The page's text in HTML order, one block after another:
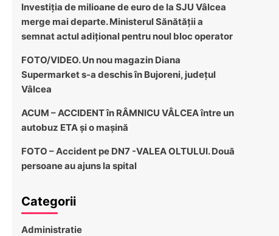
Investiția de milioane de euro de la SJU Vâlcea
merge mai departe. Ministerul Sănătății a
semnat actul adițional pentru noul bloc operator
FOTO/VIDEO. Un nou magazin Diana
Supermarket s-a deschis în Bujoreni, județul
Vâlcea
ACUM – ACCIDENT în RÂMNICU VÂLCEA între un
autobuz ETA și o mașină
FOTO – Accident pe DN7 -VALEA OLTULUI. Două
persoane au ajuns la spital
Categorii
Administratie